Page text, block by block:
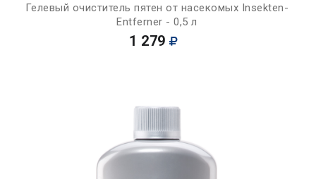
Гелевый очиститель пятен от насекомых Insekten-
Entferner - 0,5 л
1 279